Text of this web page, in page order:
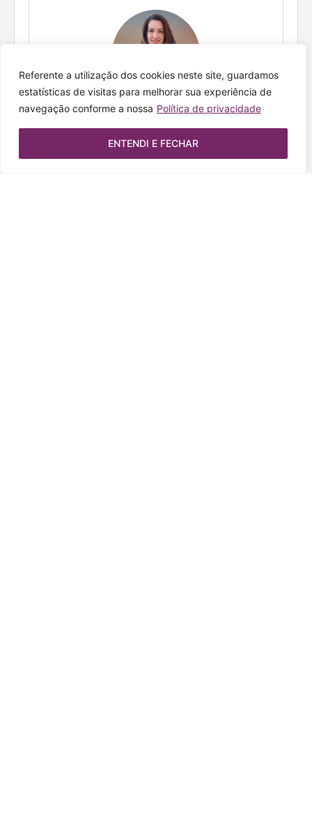
Referente a utilização dos cookies neste site, guardamos
estatísticas de visitas para melhorar sua experiência de
navegação conforme a nossa Política de privacidade
ENTENDI E FECHAR
Colunista
Luciana Sousa